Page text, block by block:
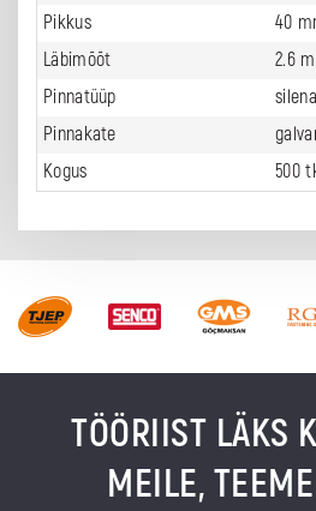
Pikkus
40
Läbimõõt
2.6
Pinnatüüp
Pinnakate
Kogus
500
TÖÖRIIST LÄKS
MEILE,